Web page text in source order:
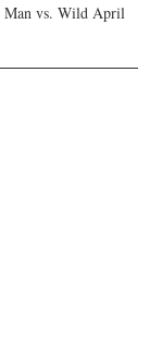
Man vs. Wild April